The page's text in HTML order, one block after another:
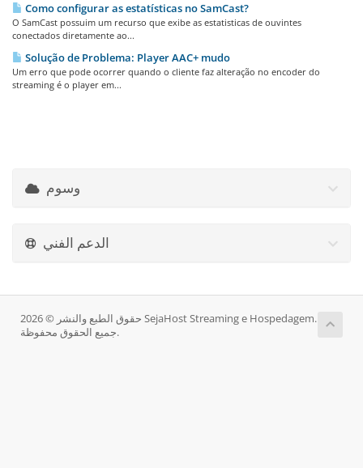
Como configurar as estatísticas no SamCast?
O SamCast possuim um recurso que exibe as estatisticas de ouvintes
conectados diretamente ao...
Solução de Problema: Player AAC+ mudo
Um erro que pode ocorrer quando o cliente faz alteração no encoder do
streaming é o player em...
وسوم
الدعم الفني
حقوق الطبع والنشر © 2026 SejaHost Streaming e Hospedagem.
جميع الحقوق محفوظة.